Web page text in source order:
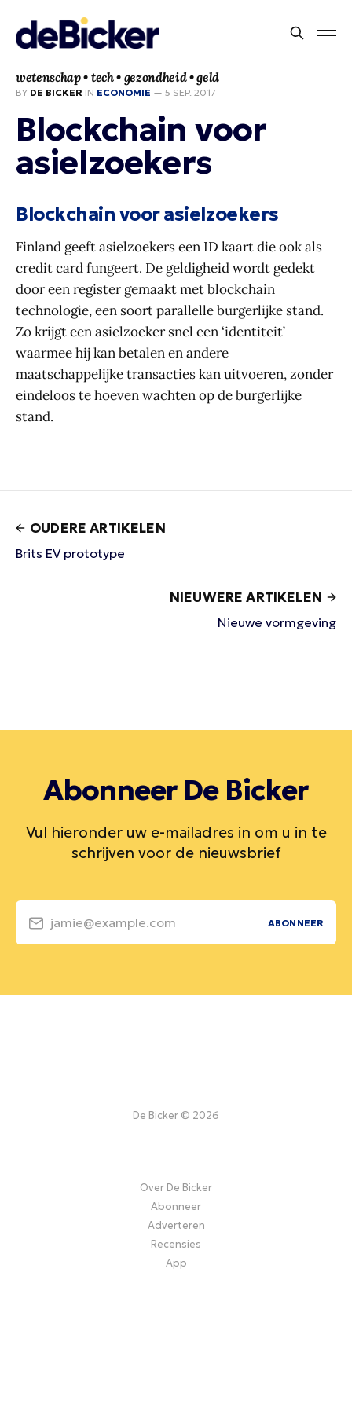
wetenschap • tech • gezondheid • geld
BY DE BICKER IN ECONOMIE — 5 SEP. 2017
Blockchain voor
asielzoekers
Blockchain voor asielzoekers
Finland geeft asielzoekers een ID kaart die ook als
credit card fungeert. De geldigheid wordt gedekt
door een register gemaakt met blockchain
technologie, een soort parallelle burgerlijke stand.
Zo krijgt een asielzoeker snel een ‘identiteit’
waarmee hij kan betalen en andere
maatschappelijke transacties kan uitvoeren, zonder
eindeloos te hoeven wachten op de burgerlijke
stand.
OUDERE ARTIKELEN
Brits EV prototype
NIEUWERE ARTIKELEN
Nieuwe vormgeving
Abonneer De Bicker
Vul hieronder uw e-mailadres in om u in te
schrijven voor de nieuwsbrief
jamie@example.com ABONNEER
De Bicker © 2026
Over De Bicker
Abonneer
Adverteren
Recensies
App